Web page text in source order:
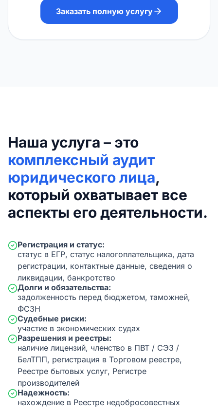
Заказать полную услугу
Наша услуга – это
комплексный аудит
юридического лица,
который охватывает все
аспекты его деятельности.
Регистрация и статус:
статус в ЕГР, статус налогоплательщика, дата
регистрации, контактные данные, сведения о
ликвидации, банкротство
Долги и обязательства:
задолженность перед бюджетом, таможней,
ФСЗН
Судебные риски:
участие в экономических судах
Разрешения и реестры:
наличие лицензий, членство в ПВТ / СЭЗ /
БелТПП, регистрация в Торговом реестре,
Реестре бытовых услуг, Регистре
производителей
Надежность:
нахождение в Реестре недобросовестных